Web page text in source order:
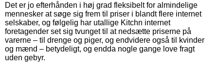
Det er jo efterhånden i høj grad fleksibelt for almindelige
mennesker at søge sig frem til priser i blandt flere internet
selskaber, og følgelig har utallige Kitchn internet
foretagender set sig tvunget til at nedsætte priserne på
varerne – til drenge og piger, og endvidere også til kvinder
og mænd – betydeligt, og endda nogle gange love fragt
uden gebyr.